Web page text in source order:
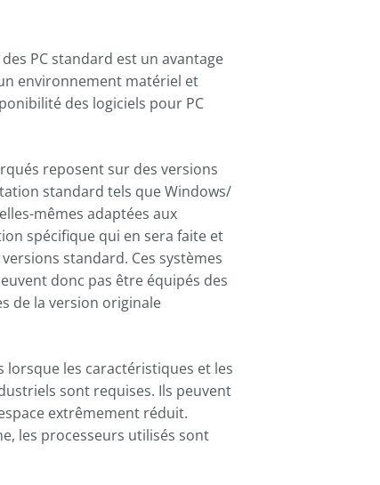
PC standard est un avantage
environnement matériel et
des logiciels pour PC
reposent sur des versions
standard tels que Windows/
mêmes adaptées aux
spécifique qui en sera faite et
standard. Ces systèmes
donc pas être équipés des
de la version originale
lorsque les caractéristiques et les
sont requises. Ils peuvent
extrêmement réduit.
les processeurs utilisés sont